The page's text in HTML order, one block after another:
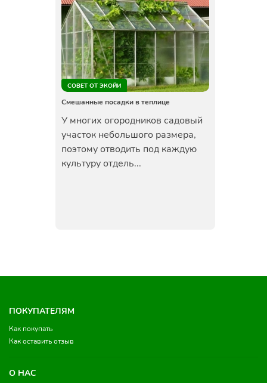
СОВЕТ ОТ ЭКОЙИ
Смешанные посадки в теплице
У многих огородников садовый
участок небольшого размера,
поэтому отводить под каждую
культуру отдель...
ПОКУПАТЕЛЯМ
Как покупать
Как оставить отзыв
О НАС